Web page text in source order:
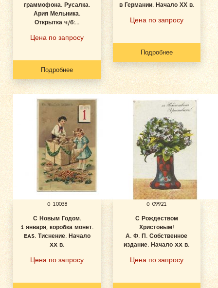
граммофона. Русалка.
Ария Мельника.
Открытка ч/б:...
Цена по запросу
Подробнее
в Германии. Начало ХХ в.
Цена по запросу
Подробнее
о 10038
С Новым Годом.
1 января, коробка монет.
EAS. Тиснение. Начало
XX в.
Цена по запросу
о 09921
С Рождеством
Христовым!
А. Ф. П. Собственное
издание. Начало XX в.
Цена по запросу